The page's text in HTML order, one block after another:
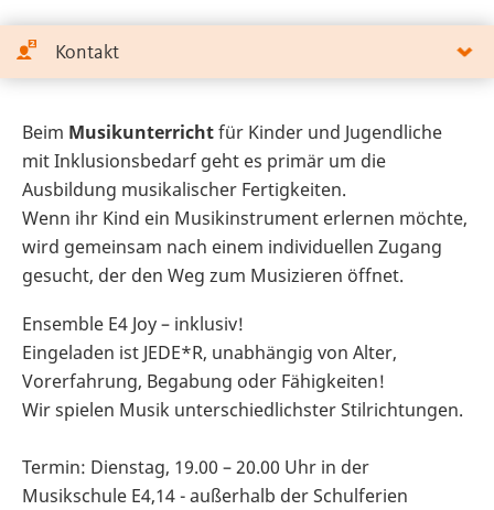
Kontakt
Beim Musikunterrichtfür Kinder und Jugendliche
mit Inklusionsbedarf geht es primär um die
Ausbildung musikalischer Fertigkeiten.
Wenn ihr Kind ein Musikinstrument erlernen möchte,
wird gemeinsam nach einem individuellen Zugang
gesucht, der den Weg zum Musizieren öffnet.
Ensemble E4 Joy – inklusiv!
Eingeladen ist JEDE*R, unabhängig von Alter,
Vorerfahrung, Begabung oder Fähigkeiten!
Wir spielen Musik unterschiedlichster Stilrichtungen.
Termin: Dienstag, 19.00 – 20.00 Uhr in der
Musikschule E4,14 - außerhalb der Schulferien